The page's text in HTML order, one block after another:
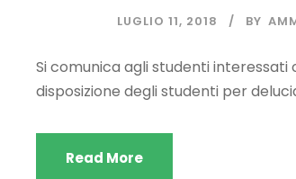
LUGLIO 11, 2018 BY
Si comunica agli studenti interessati
disposizione degli studenti per
Read More